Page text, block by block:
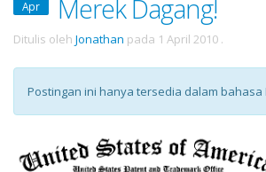
Apr
Merek Dagang!
Ditulis oleh Jonathan pada 1 April 2010 .
Postingan ini hanya tersedia dalam bahasa